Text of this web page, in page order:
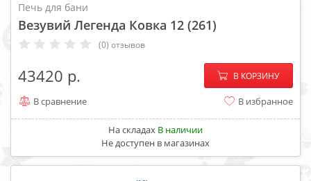
Печь для бани
Везувий Легенда Ковка 12 (261)
(0) отзывов
43420 − +
В КОРЗИНУ
В сравнение В избранное
На складах В наличии
Не доступен в магазинах